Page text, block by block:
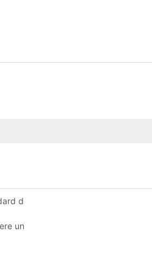
di qualità tra i produttori di
un rivenditore autorizzato di